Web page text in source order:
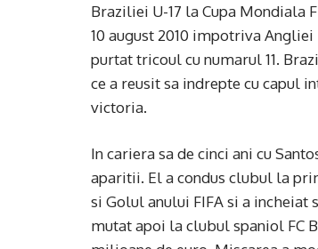
Braziliei U-17 la Cupa Mondiala
10 august 2010 impotriva
purtat tricoul cu numarul 11.
ce a reusit sa indrepte cu capul
victoria.
In cariera sa de cinci ani cu
aparitii. El a condus clubul la
si Golul anului FIFA si a incheiat
mutat apoi la clubul spaniol FC